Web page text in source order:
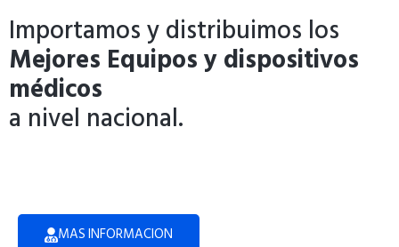
Importamos y distribuimos los
Mejores Equipos y dispositivos
médicos
a nivel nacional.
MAS INFORMACION